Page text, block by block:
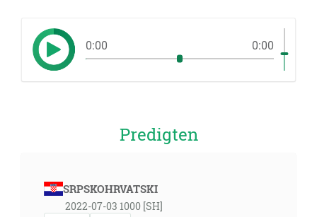
0:00 0:00
Predigten
SRPSKOHRVATSKI
2022-07-03 1000 [SH]